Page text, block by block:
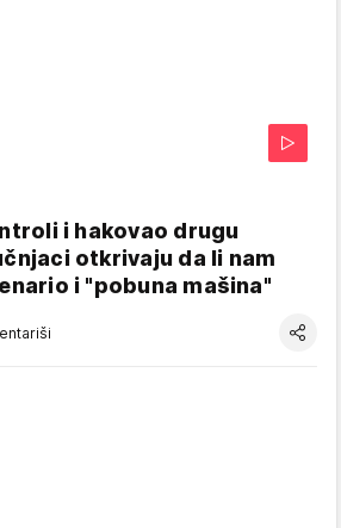
i hakovao drugu
otkrivaju da li nam
i "pobuna mašina"